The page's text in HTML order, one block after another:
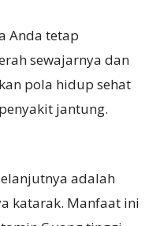
Anda tetap
sewajarnya dan
pola hidup sehat
jantung.
adalah
katarak. Manfaat ini